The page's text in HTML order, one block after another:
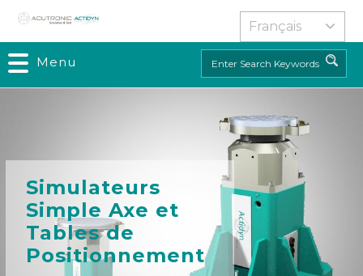
Aller
principalMenu Rechercher
Simulateurs
Simple Axe et
Tables de
Positionnement